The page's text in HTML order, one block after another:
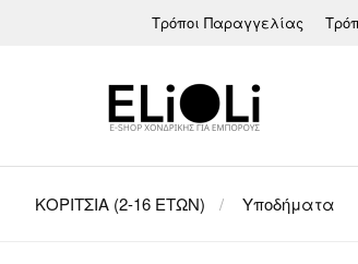
Τρόποι Παραγγελίας
ΚΟΡΙΤΣΙΑ (2-16 ΕΤΩΝ) Υποδήματα